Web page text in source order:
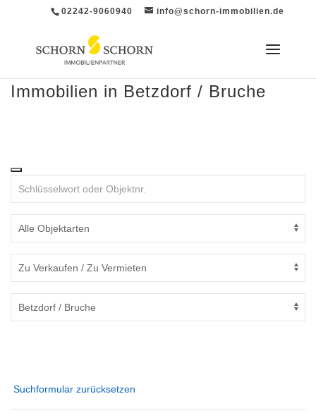
02242-9060940 info@schorn-immobilien.de
Immobilien in Betzdorf / Bruche
Suchformular zurücksetzen